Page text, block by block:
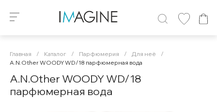
Главная / Каталог / Парфюмерия / Для неё
/
A.N.Other WOODY WD/18 парфюмерная вода
A.N.Other WOODY WD/18
парфюмерная вода